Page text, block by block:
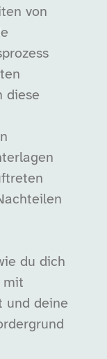
von
diese
du dich
mit
und deine